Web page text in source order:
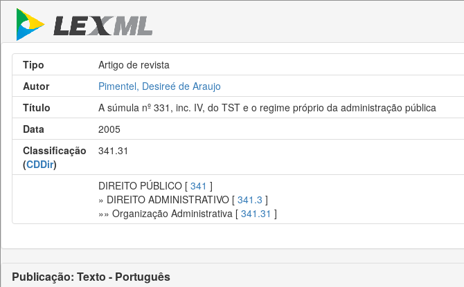
Tipo
Artigo de revista
Autor
Pimentel, Desireé de Araujo
Título
A súmula nº 331, inc. IV, do TST e o regime próprio da administração pública
Data
2005
Classificação
(CDDir)
341.31
DIREITO PÚBLICO [ 341 ]
» DIREITO ADMINISTRATIVO [ 341.3 ]
»» Organização Administrativa [ 341.31 ]
Publicação: Texto - Português